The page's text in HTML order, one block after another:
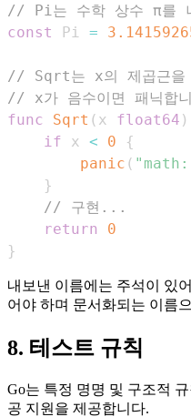
// Pi는 수학 상수 π를
const
Pi =
// Sqrt는 x의 제곱근을
// x가 음수이면 패닉합
func
Sqrt ( x float64 )
if x < 0
{
panic (
}
// 구현...
return
0
}
내보낸 이름에는 주석이 있
어야 하며 문서화되는 이름
8. 테스트 규칙
Go는 특정 명명 및 구조적
공 지원을 제공합니다.